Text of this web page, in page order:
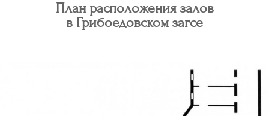
План расположения залов
в Грибоедовском загсе